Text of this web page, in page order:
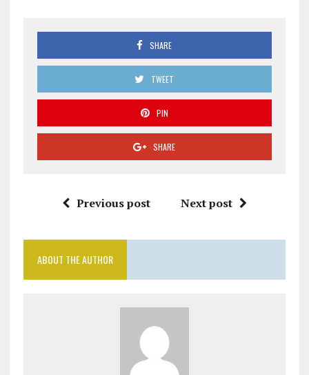
SHARE
TWEET
PIN
SHARE
Previous post Next post
ABOUT THE AUTHOR